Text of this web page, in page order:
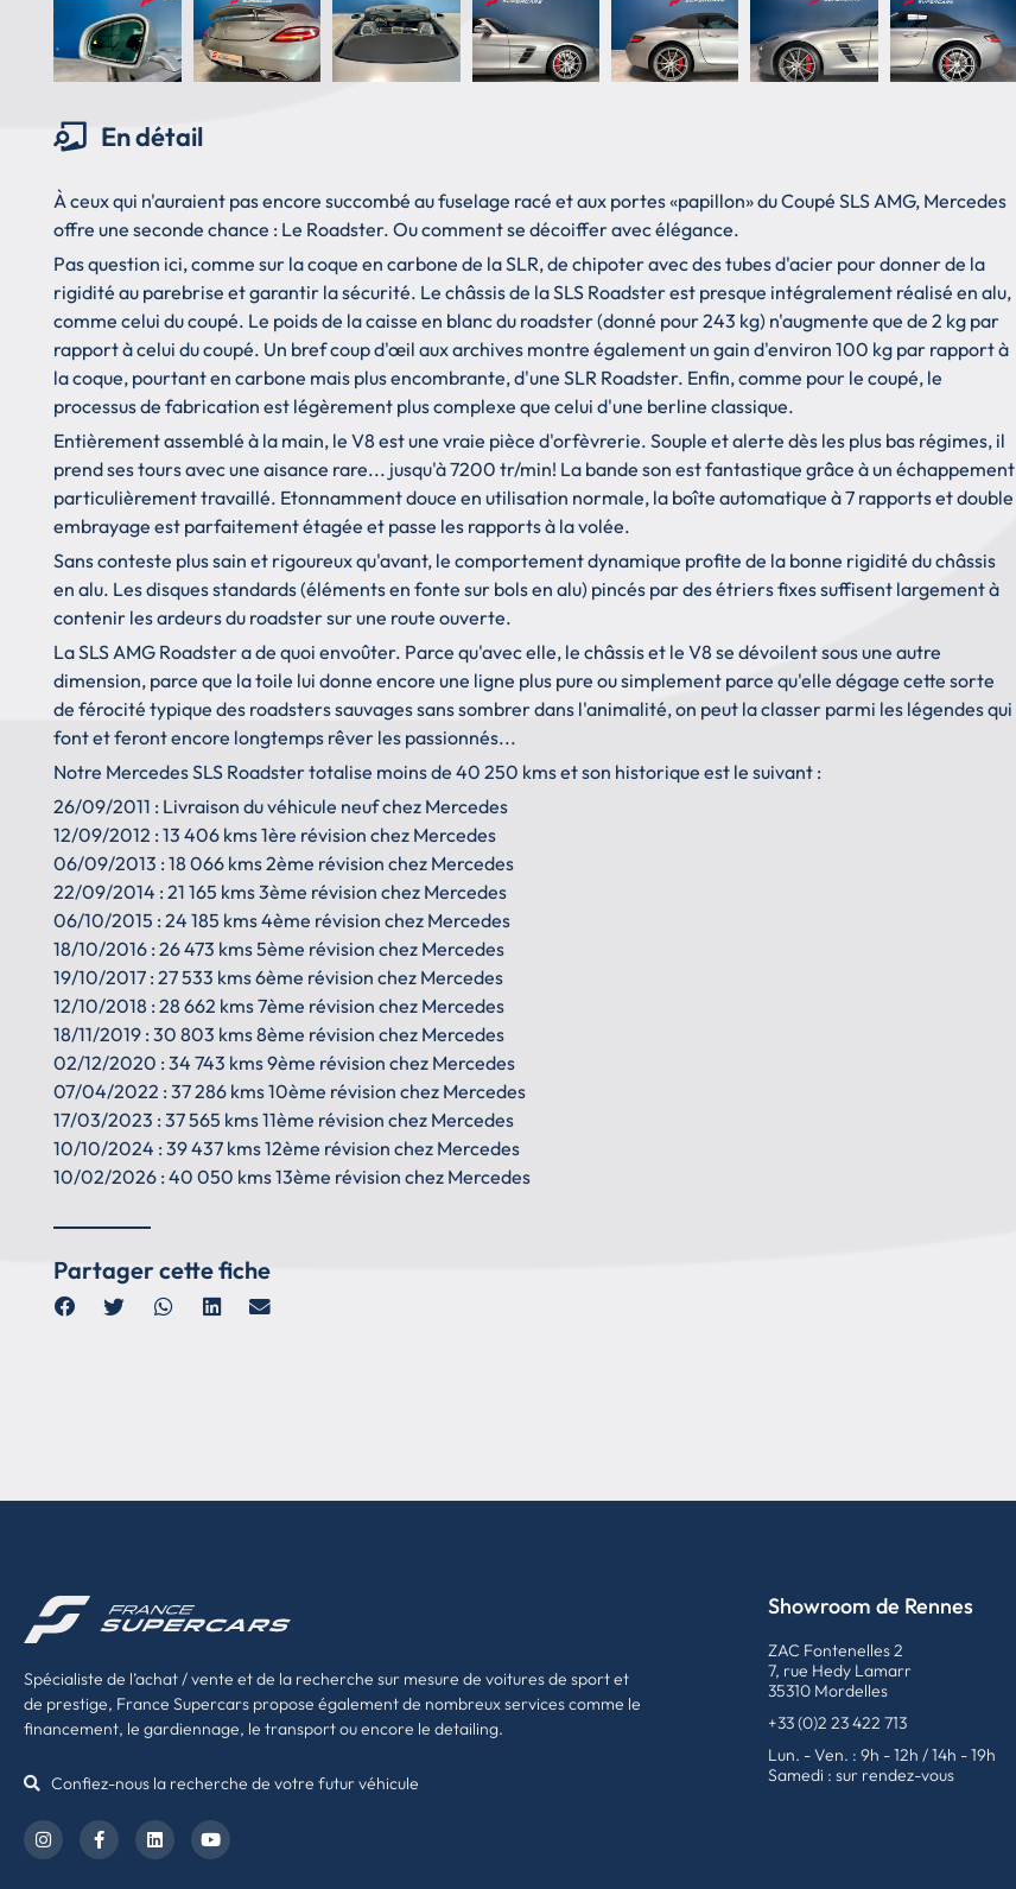
En détail
À ceux qui n'auraient pas encore succombé au fuselage racé et aux portes «papillon» du Coupé SLS AMG, Mercedes
offre une seconde chance : Le Roadster. Ou comment se décoiffer avec élégance.
Pas question ici, comme sur la coque en carbone de la SLR, de chipoter avec des tubes d'acier pour donner de la
rigidité au parebrise et garantir la sécurité. Le châssis de la SLS Roadster est presque intégralement réalisé en alu,
comme celui du coupé. Le poids de la caisse en blanc du roadster (donné pour 243 kg) n'augmente que de 2 kg par
rapport à celui du coupé. Un bref coup d'œil aux archives montre également un gain d'environ 100 kg par rapport à
la coque, pourtant en carbone mais plus encombrante, d'une SLR Roadster. Enfin, comme pour le coupé, le
processus de fabrication est légèrement plus complexe que celui d'une berline classique.
Entièrement assemblé à la main, le V8 est une vraie pièce d'orfèvrerie. Souple et alerte dès les plus bas régimes, il
prend ses tours avec une aisance rare... jusqu'à 7200 tr/min! La bande son est fantastique grâce à un échappement
particulièrement travaillé. Etonnamment douce en utilisation normale, la boîte automatique à 7 rapports et double
embrayage est parfaitement étagée et passe les rapports à la volée.
Sans conteste plus sain et rigoureux qu'avant, le comportement dynamique profite de la bonne rigidité du châssis
en alu. Les disques standards (éléments en fonte sur bols en alu) pincés par des étriers fixes suffisent largement à
contenir les ardeurs du roadster sur une route ouverte.
La SLS AMG Roadster a de quoi envoûter. Parce qu'avec elle, le châssis et le V8 se dévoilent sous une autre
dimension, parce que la toile lui donne encore une ligne plus pure ou simplement parce qu'elle dégage cette sorte
de férocité typique des roadsters sauvages sans sombrer dans l'animalité, on peut la classer parmi les légendes qui
font et feront encore longtemps rêver les passionnés...
Notre Mercedes SLS Roadster totalise moins de 40 250 kms et son historique est le suivant :
26/09/2011 : Livraison du véhicule neuf chez Mercedes
12/09/2012 : 13 406 kms 1ère révision chez Mercedes
06/09/2013 : 18 066 kms 2ème révision chez Mercedes
22/09/2014 : 21 165 kms 3ème révision chez Mercedes
06/10/2015 : 24 185 kms 4ème révision chez Mercedes
18/10/2016 : 26 473 kms 5ème révision chez Mercedes
19/10/2017 : 27 533 kms 6ème révision chez Mercedes
12/10/2018 : 28 662 kms 7ème révision chez Mercedes
18/11/2019 : 30 803 kms 8ème révision chez Mercedes
02/12/2020 : 34 743 kms 9ème révision chez Mercedes
07/04/2022 : 37 286 kms 10ème révision chez Mercedes
17/03/2023 : 37 565 kms 11ème révision chez Mercedes
10/10/2024 : 39 437 kms 12ème révision chez Mercedes
10/02/2026 : 40 050 kms 13ème révision chez Mercedes
Partager cette fiche
Spécialiste de l’achat / vente et de la recherche sur mesure de voitures de sport et
de prestige, France Supercars propose également de nombreux services comme le
financement, le gardiennage, le transport ou encore le detailing.
Confiez-nous la recherche de votre futur véhicule
Showroom de Rennes
ZAC Fontenelles 2
7, rue Hedy Lamarr
35310 Mordelles
+33 (0)2 23 422 713
Lun. - Ven. : 9h - 12h / 14h - 19h
Samedi : sur rendez-vous